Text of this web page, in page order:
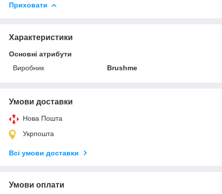
Приховати
Характеристики
Основні атрибути
Виробник
Brushme
Умови доставки
Нова Пошта
Укрпошта
Всі умови доставки
Умови оплати